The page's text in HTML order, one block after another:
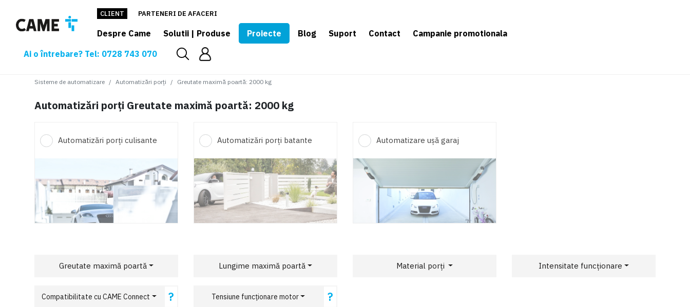
CLIENT PARTENERI DE AFACERI
Despre Came Solutii | Produse Proiecte Blog Suport Contact
Campanie promotionala
Ai o întrebare? Tel: 0728 743 070
Sisteme de automatizare Automatizări porți Greutate maximă poartă: 2000 kg
Automatizări porți Greutate maximă poartă: 2000 kg
Automatizări porți culisante Automatizări porți batante Automatizare ușă garaj
Greutate maximă poartă Lungime maximă poartă Material porți Intensitate funcționare
Compatibilitate cu CAME Connect ? Tensiune funcționare motor ?